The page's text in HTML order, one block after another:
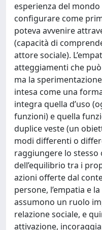
esperienza del
configurare come
poteva avvenire
(capacità di
attore sociale).
atteggiamenti che
ma la
intesa come una
integra quella d’uso
funzioni) e quella
duplice veste (un
modi differenti o
raggiungere lo stesso
dell’equilibrio tra i
azioni offerte dal
persone, l’empatia e
assumono un ruolo
relazione sociale, e
attivazione,